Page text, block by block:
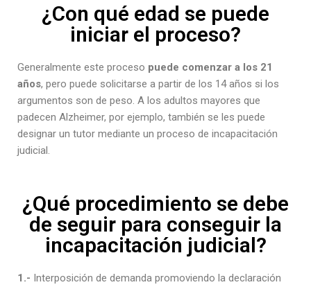
¿Con qué edad se puede
iniciar el proceso?
Generalmente este proceso puede comenzar a los 21
años, pero puede solicitarse a partir de los 14 años si los
argumentos son de peso. A los adultos mayores que
padecen Alzheimer, por ejemplo, también se les puede
designar un tutor mediante un proceso de incapacitación
judicial.
¿Qué procedimiento se debe
de seguir para conseguir la
incapacitación judicial?
1.- Interposición de demanda promoviendo la declaración